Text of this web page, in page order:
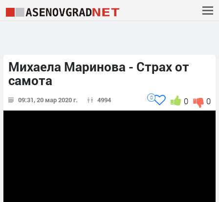
Михаела Маринова - Страх от
самота
09:31, 20 мар 2020 г. 4994 0
0
0